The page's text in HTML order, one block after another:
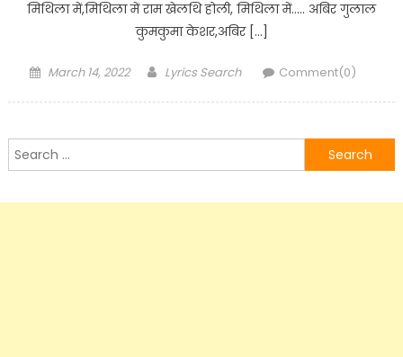
मिथिला में,मिथिला में राम खेलथि होली, मिथिला में….. अबिर गुलाल
कुमकुमा केशर,अबिर […]
Posted
March 14, 2022 Author
Lyrics Search Comment(0)
Search
for: